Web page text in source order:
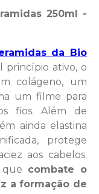
250ml -
da Bio
princípio ativo, o
colágeno, um
um filme para
fios. Além de
ainda elastina
protege
aos cabelos.
combate o
a formação de